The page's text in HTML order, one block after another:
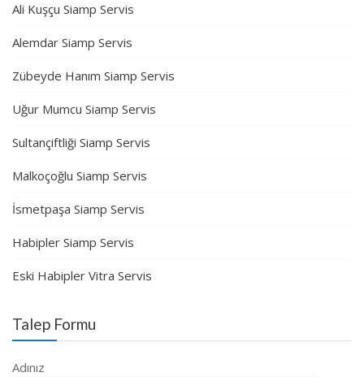
Ali Kuşçu Siamp Servis
Alemdar Siamp Servis
Zübeyde Hanım Siamp Servis
Uğur Mumcu Siamp Servis
Sultançiftliği Siamp Servis
Malkoçoğlu Siamp Servis
İsmetpaşa Siamp Servis
Habipler Siamp Servis
Eski Habipler Vitra Servis
Talep Formu
Adınız